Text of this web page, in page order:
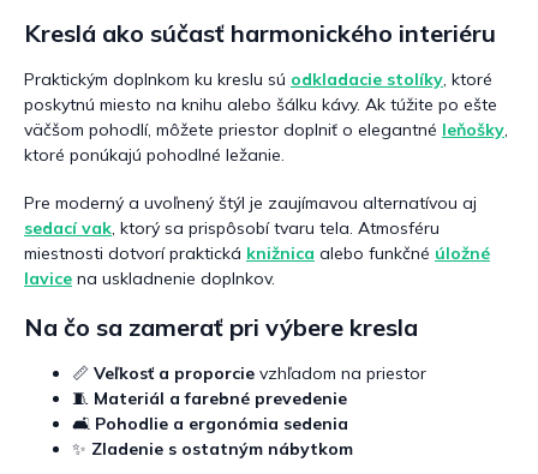
Kreslá ako súčasť harmonického interiéru
Praktickým doplnkom ku kreslu sú odkladacie stolíky, ktoré
poskytnú miesto na knihu alebo šálku kávy. Ak túžite po ešte
väčšom pohodlí, môžete priestor doplniť o elegantné leňošky,
ktoré ponúkajú pohodlné ležanie.
Pre moderný a uvoľnený štýl je zaujímavou alternatívou aj
sedací vak, ktorý sa prispôsobí tvaru tela. Atmosféru
miestnosti dotvorí praktická knižnica alebo funkčné úložné
lavice na uskladnenie doplnkov.
Na čo sa zamerať pri výbere kresla
📏 Veľkosť a proporcie vzhľadom na priestor
🧵 Materiál a farebné prevedenie
🛋️ Pohodlie a ergonómia sedenia
✨ Zladenie s ostatným nábytkom